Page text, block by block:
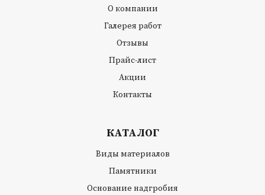
О компании
Галерея работ
Отзывы
Прайс-лист
Акции
Контакты
КАТАЛОГ
Виды материалов
Памятники
Основание надгробия